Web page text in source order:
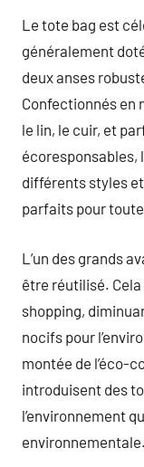
Le tote bag est
généralement
deux anses
Confectionnés en
le lin, le cuir, et
écoresponsables,
différents styles
parfaits pour
L’un des grands
être réutilisé.
shopping,
nocifs pour
montée de l’éco-
introduisent des
l’environnement
environnementale.